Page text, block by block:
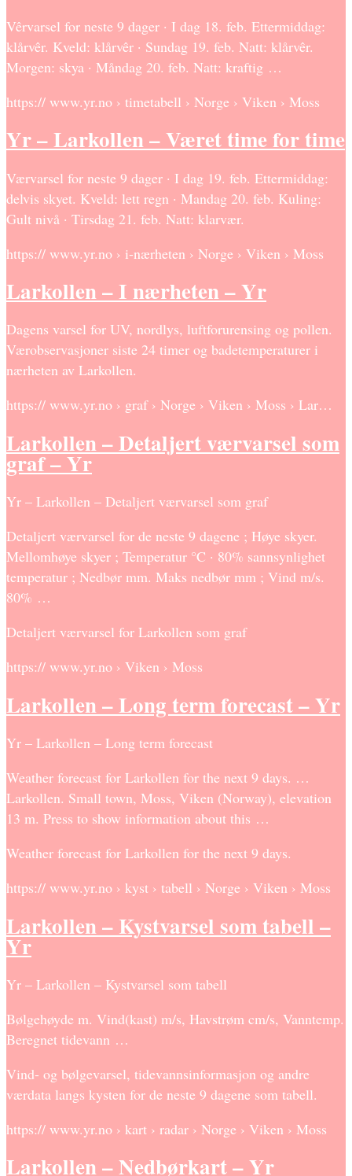
Vêrvarsel for neste 9 dager · I dag 18. feb. Ettermiddag:
klårvêr. Kveld: klårvêr · Sundag 19. feb. Natt: klårvêr.
Morgen: skya · Måndag 20. feb. Natt: kraftig …
https:// www.yr.no › timetabell › Norge › Viken › Moss
Yr – Larkollen – Været time for time
Værvarsel for neste 9 dager · I dag 19. feb. Ettermiddag:
delvis skyet. Kveld: lett regn · Mandag 20. feb. Kuling:
Gult nivå · Tirsdag 21. feb. Natt: klarvær.
https:// www.yr.no › i-nærheten › Norge › Viken › Moss
Larkollen – I nærheten – Yr
Dagens varsel for UV, nordlys, luftforurensing og pollen.
Værobservasjoner siste 24 timer og badetemperaturer i
nærheten av Larkollen.
https:// www.yr.no › graf › Norge › Viken › Moss › Lar…
Larkollen – Detaljert værvarsel som
graf – Yr
Yr – Larkollen – Detaljert værvarsel som graf
Detaljert værvarsel for de neste 9 dagene ; Høye skyer.
Mellomhøye skyer ; Temperatur °C · 80% sannsynlighet
temperatur ; Nedbør mm. Maks nedbør mm ; Vind m/s.
80% …
Detaljert værvarsel for Larkollen som graf
https:// www.yr.no › Viken › Moss
Larkollen – Long term forecast – Yr
Yr – Larkollen – Long term forecast
Weather forecast for Larkollen for the next 9 days. …
Larkollen. Small town, Moss, Viken (Norway), elevation
13 m. Press to show information about this …
Weather forecast for Larkollen for the next 9 days.
https:// www.yr.no › kyst › tabell › Norge › Viken › Moss
Larkollen – Kystvarsel som tabell –
Yr
Yr – Larkollen – Kystvarsel som tabell
Bølgehøyde m. Vind(kast) m/s, Havstrøm cm/s, Vanntemp.
Beregnet tidevann …
Vind- og bølgevarsel, tidevannsinformasjon og andre
værdata langs kysten for de neste 9 dagene som tabell.
https:// www.yr.no › kart › radar › Norge › Viken › Moss
Larkollen – Nedbørkart – Yr